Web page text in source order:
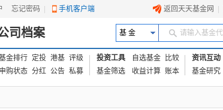
忘记密码 手机客户端 返回天天基金网
司档案 基 金 请输入基金
金排行 定投 港基 评级
申购状态 分红 公告 私募
投资工具 自选基金
比较
基金筛选
收益计算 账本
资讯互动
基金研究